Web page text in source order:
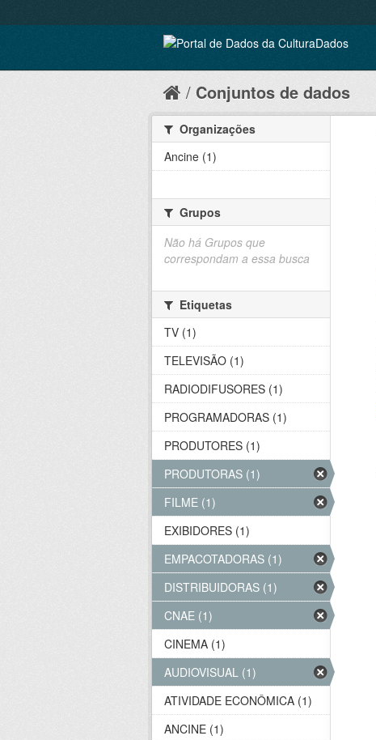
Conjuntos de dados
Organizações
Ancine (1)
Grupos
Não há Grupos que
correspondam a essa busca
Etiquetas
TV (1)
TELEVISÃO (1)
RADIODIFUSORES (1)
PROGRAMADORAS (1)
PRODUTORES (1)
PRODUTORAS (1)
FILME (1)
EXIBIDORES (1)
EMPACOTADORAS (1)
DISTRIBUIDORAS (1)
CNAE (1)
CINEMA (1)
AUDIOVISUAL (1)
ATIVIDADE ECONÔMICA (1)
ANCINE (1)